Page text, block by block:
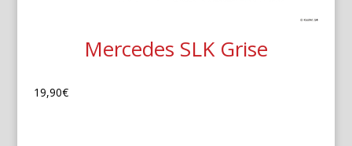
Mercedes SLK Grise
19,90€